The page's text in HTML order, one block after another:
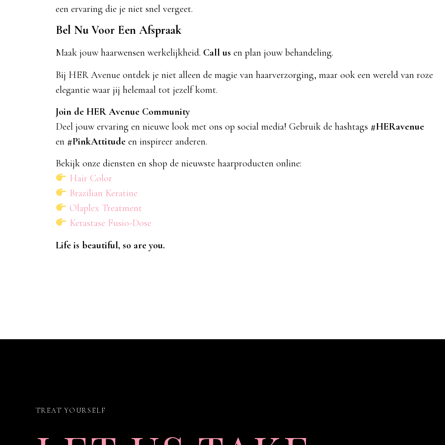
een ervaring die je niet snel vergeet.
Bel Nu Voor Een Afspraak
Maak jouw haarwensen werkelijkheid. Call us en plan jouw behandeling.
Bij HER Avenue ontdek je niet alleen de magie van haarverzorging, maar ook een wereld van roze
elegantie waar jij helemaal tot jezelf komt.
Join de HER Avenue Community
Deel jouw ervaring en nieuwe look met ons op social media! Gebruik de hashtags #HERavenue
en #PinkAttitude en inspireer anderen.
Bekijk onze diensten en shop de nieuwste haarproducten online:
Hair Color
Brazilian Keratine
Olaplex Treatment
Kerastase Fusio-Dose
Life is beautiful, so are you.
TREAT YOURSELF